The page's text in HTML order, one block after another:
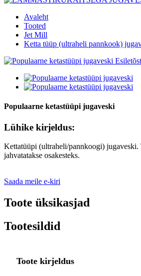
Avaleht
Tooted
Jet Mill
Ketta tüüp (ultraheli pannkook)
Populaarne ketastüüpi jugaveski
Lühike kirjeldus:
Kettatüüpi (ultraheli/pannkoogi) jugaveski.
jahvatatakse osakesteks.
Saada meile e-kiri
Toote üksikasjad
Tootesildid
Toote kirjeldus